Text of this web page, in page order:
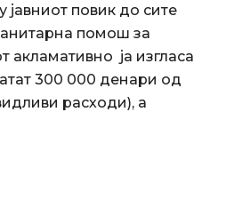
повик до сите
помош за
акламативно ја изгласа
300 000 денари од
расходи), а